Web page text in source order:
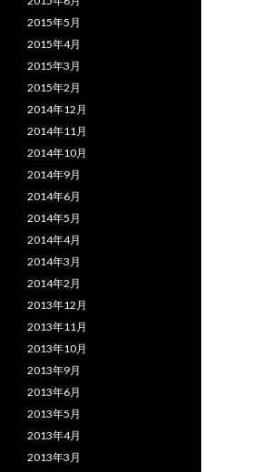
2015年5月
2015年4月
2015年3月
2015年2月
2014年12月
2014年11月
2014年10月
2014年9月
2014年6月
2014年5月
2014年4月
2014年3月
2014年2月
2013年12月
2013年11月
2013年10月
2013年9月
2013年6月
2013年5月
2013年4月
2013年3月